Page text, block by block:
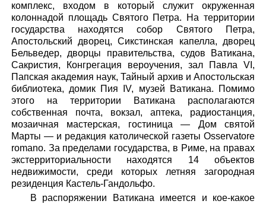
комплекс, входом в который служит окруженная
колоннадой площадь Святого Петра. На территории
государства находятся собор Святого Петра,
Апостольский дворец, Сикстинская капелла, дворец
Бельведер, дворцы правительства, судов Ватикана,
Сакристия, Конгрегация вероучения, зал Павла VI,
Папская академия наук, Тайный архив и Апостольская
библиотека, домик Пия IV, музей Ватикана. Помимо
этого на территории Ватикана располагаются
собственная почта, вокзал, аптека, радиостанция,
мозаичная мастерская, гостиница — Дом святой
Марты — и редакция католической газеты Osservatore
romano. За пределами государства, в Риме, на правах
экстерриториальности находятся 14 объектов
недвижимости, среди которых летняя загородная
резиденция Кастель-Гандольфо.
В распоряжении Ватикана имеется и кое-какое